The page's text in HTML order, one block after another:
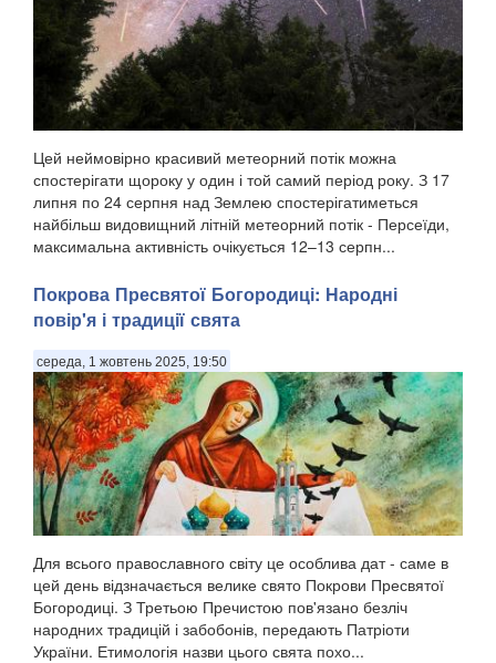
Цей неймовірно красивий метеорний потік можна
спостерігати щороку у один і той самий період року. З 17
липня по 24 серпня над Землею спостерігатиметься
найбільш видовищний літній метеорний потік - Персеїди,
максимальна активність очікується 12–13 серпн...
Покрова Пресвятої Богородиці: Народні
повір'я і традиції свята
середа, 1 жовтень 2025, 19:50
Для всього православного світу це особлива дат - саме в
цей день відзначається велике свято Покрови Пресвятої
Богородиці. З Третьою Пречистою пов'язано безліч
народних традицій і забобонів, передають Патріоти
України. Етимологія назви цього свята похо...